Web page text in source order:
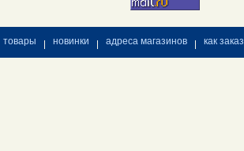
товары новинки адреса магазинов как